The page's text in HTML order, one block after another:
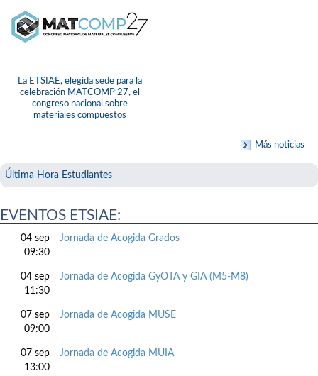
La ETSIAE, elegida sede para la
celebración MATCOMP’27, el
congreso nacional sobre
materiales compuestos
Más noticias
Última Hora Estudiantes
EVENTOS ETSIAE:
04 sep
09:30
Jornada de Acogida Grados
04 sep
11:30
Jornada de Acogida GyOTA y GIA (M5-M8)
07 sep
09:00
Jornada de Acogida MUSE
07 sep
13:00
Jornada de Acogida MUIA